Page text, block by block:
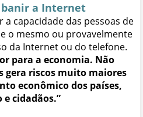
banir a Internet
a capacidade das pessoas de
o mesmo ou provavelmente
da Internet ou do telefone.
para a economia. Não
riscos muito maiores
econômico dos países,
e cidadãos.”